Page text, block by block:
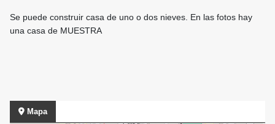
Se puede construir casa de uno o dos nieves. En las fotos hay
una casa de MUESTRA
Mapa